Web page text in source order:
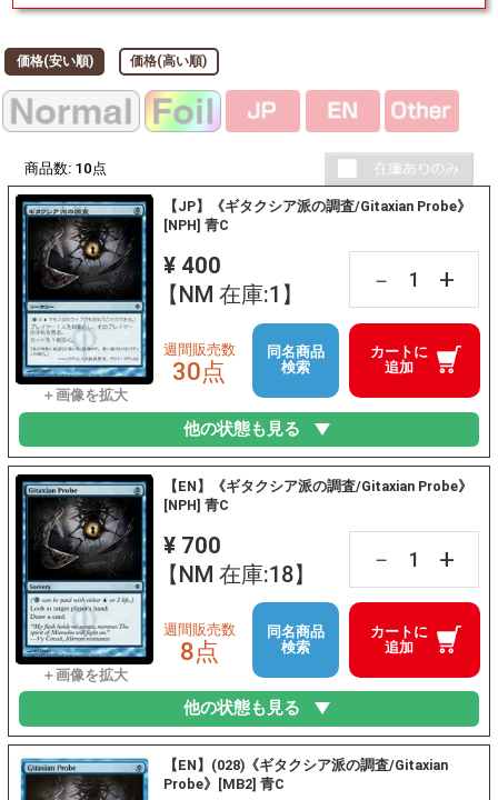
価格(安い順) 価格(高い順)
商品数: 10 点
【JP】《ギタクシア派の調査/Gitaxian Probe》
[NPH] 青C
¥ 400
【NM 在庫:1】
－ +
カートに
追加
週間販売数
30点
同名商品
検索
他の状態も見る
【EN】《ギタクシア派の調査/Gitaxian Probe》
[NPH] 青C
¥ 700
【NM 在庫:18】
－ +
カートに
追加
週間販売数
8点
同名商品
検索
他の状態も見る
【EN】(028)《ギタクシア派の調査/Gitaxian
Probe》[MB2] 青C